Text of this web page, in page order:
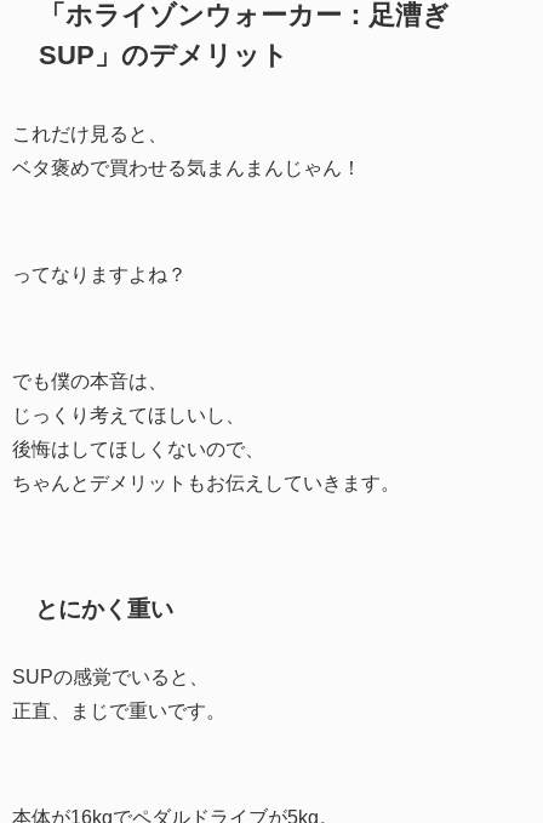
「ホライゾンウォーカー：足漕ぎ
SUP」のデメリット
これだけ見ると、
ベタ褒めで買わせる気まんまんじゃん！
ってなりますよね？
でも僕の本音は、
じっくり考えてほしいし、
後悔はしてほしくないので、
ちゃんとデメリットもお伝えしていきます。
とにかく重い
SUPの感覚でいると、
正直、まじで重いです。
本体が16kgでペダルドライブが5kg。